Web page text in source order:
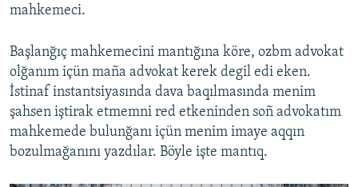
mahkemeci.
Başlanğıç mahkemecini mantığına köre, ozbm advokat
olğanım içün maña advokat kerek degil edi eken.
İstinaf instantsiyasında dava baqılmasında menim
şahsen iştirak etmemni red etkeninden soñ advokatım
mahkemede bulunğanı içün menim imaye aqqın
bozulmağanını yazdılar. Böyle işte mantıq.